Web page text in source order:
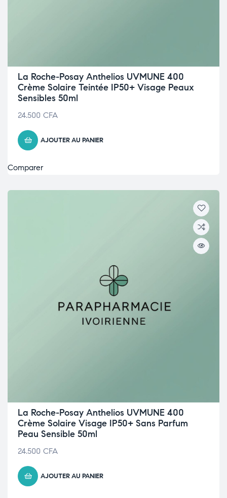
La Roche-Posay Anthelios UVMUNE 400
Crème Solaire Teintée IP50+ Visage Peaux
Sensibles 50ml
24.500 CFA
AJOUTER AU PANIER
Comparer
La Roche-Posay Anthelios UVMUNE 400
Crème Solaire Visage IP50+ Sans Parfum
Peau Sensible 50ml
24.500 CFA
AJOUTER AU PANIER